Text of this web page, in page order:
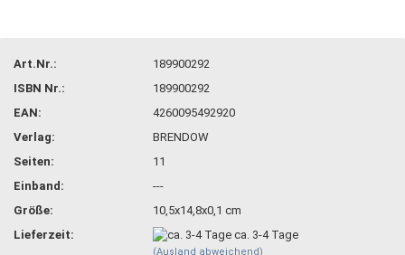
Art.Nr.:
189900292
ISBN Nr.:
189900292
EAN:
4260095492920
Verlag:
BRENDOW
Seiten:
11
Einband:
---
Größe:
10,5x14,8x0,1 cm
Lieferzeit:
ca. 3-4 Tage
(Ausland abweichend)